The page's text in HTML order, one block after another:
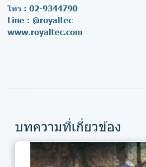
โทร : 02-9344790
Line : @royaltec
www.royaltec.com
บทความที่เกี่ยวข้อง